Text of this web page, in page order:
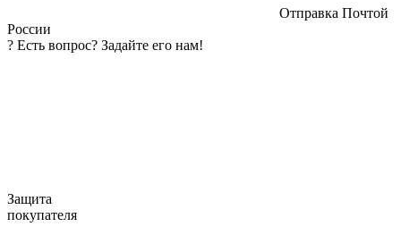
Отправка Почтой
России
? Есть вопрос? Задайте его нам!
Защита
покупателя